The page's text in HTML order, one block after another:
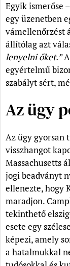
Egyik ismerőse
egy üzenetben
vámellenőrzést
állítólag azt
lenyelni őket.”A
egyértelmű
szabályt sért,
Az ügy
Az ügy gyorsan
visszhangot
Massachusetts
jogi beadványt
ellenezte, hogy
maradjon.
tekinthető
esete egy
képezi, amely
a hatalmukkal